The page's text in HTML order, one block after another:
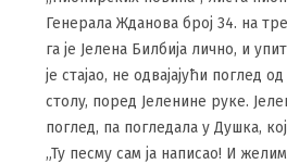
Генерала Жданова број 34. на
га је Јелена Билбија лично, и
је стајао, не одвајајући поглед
столу, поред Јеленине руке.
поглед, па погледала у Душка,
„Ту песму сам ја написао! И